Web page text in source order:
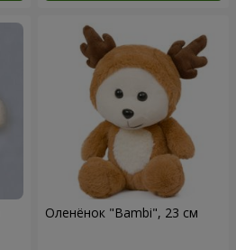
Оленёнок "Bambi", 23 см